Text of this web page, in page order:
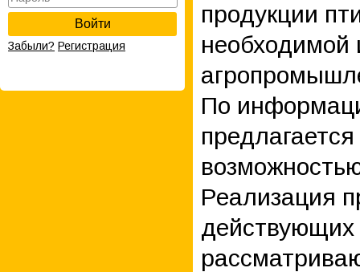
Войти
Забыли? Регистрация
продукции
необходимой
По
Реализация
действующих